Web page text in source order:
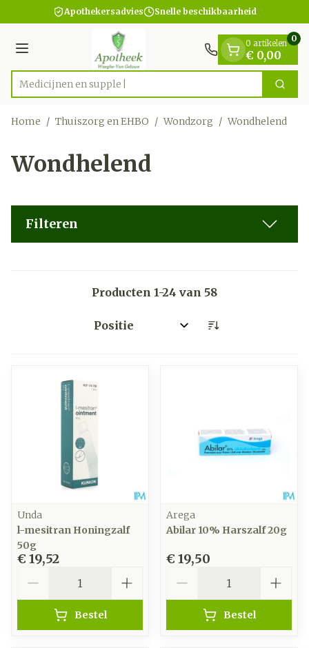
Ga naar de inhoudApothekersadvies Snelle beschikbaarheid
Menu
Product, merk, categorie...
Me Zoek
0 artikelen
€ 0,00
0
Home / Thuiszorg en EHBO / Wondzorg / Wondhelend
Wondhelend
Filteren
Producten 1-24 van 58
Sorteer op:
Unda
l-mesitran Honingzalf
50g
€ 19,52
Bestel
Arega
Abilar 10% Harszalf 20g
€ 19,50
Bestel